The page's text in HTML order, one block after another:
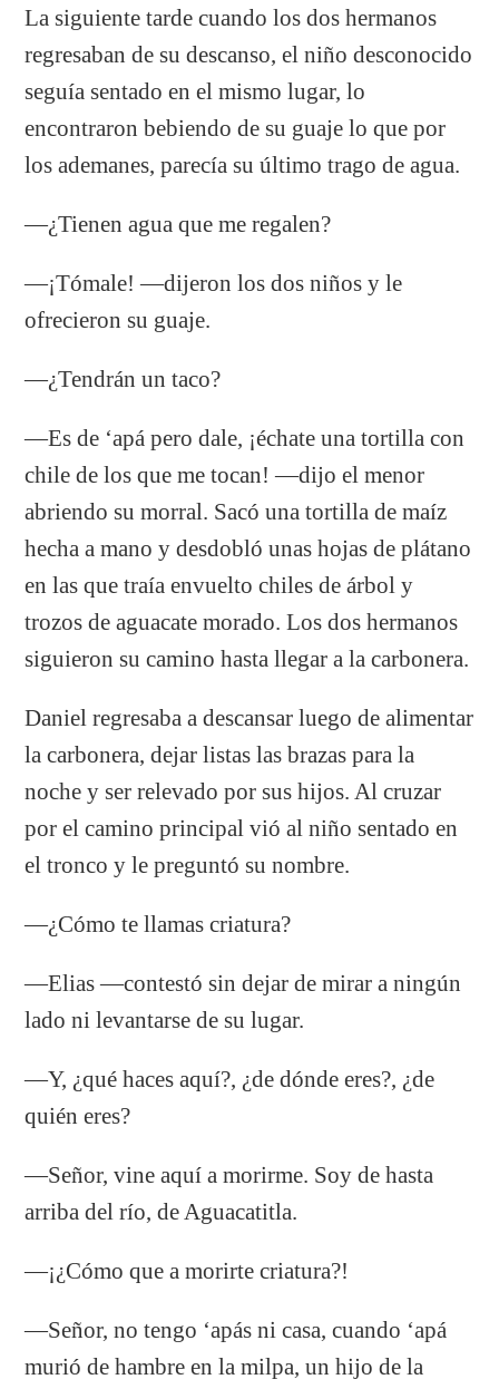
La siguiente tarde cuando los dos hermanos
regresaban de su descanso, el niño desconocido
seguía sentado en el mismo lugar, lo
encontraron bebiendo de su guaje lo que por
los ademanes, parecía su último trago de agua.
—¿Tienen agua que me regalen?
—¡Tómale! —dijeron los dos niños y le
ofrecieron su guaje.
—¿Tendrán un taco?
—Es de ‘apá pero dale, ¡échate una tortilla con
chile de los que me tocan! —dijo el menor
abriendo su morral. Sacó una tortilla de maíz
hecha a mano y desdobló unas hojas de plátano
en las que traía envuelto chiles de árbol y
trozos de aguacate morado. Los dos hermanos
siguieron su camino hasta llegar a la carbonera.
Daniel regresaba a descansar luego de alimentar
la carbonera, dejar listas las brazas para la
noche y ser relevado por sus hijos. Al cruzar
por el camino principal vió al niño sentado en
el tronco y le preguntó su nombre.
—¿Cómo te llamas criatura?
—Elias —contestó sin dejar de mirar a ningún
lado ni levantarse de su lugar.
—Y, ¿qué haces aquí?, ¿de dónde eres?, ¿de
quién eres?
—Señor, vine aquí a morirme. Soy de hasta
arriba del río, de Aguacatitla.
—¡¿Cómo que a morirte criatura?!
—Señor, no tengo ‘apás ni casa, cuando ‘apá
murió de hambre en la milpa, un hijo de la